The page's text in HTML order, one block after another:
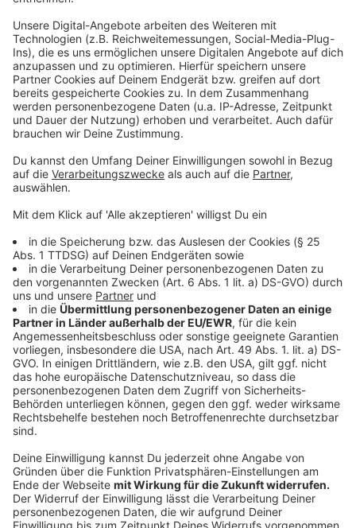
Anzeige
Wer hat noch Chancen?
Anzeige
Insgesamt bewerben sich 14 Politikerinnen und
Politiker um das Direktmandat im Wahlkreis "Münster
129" bewerben. Doch nur drei von ihnen dürfen sich
Nacke diese beiden Politikerinnen:
Ein prominentes Gesicht tritt für dieSPDan:
Bundesumweltministerin
März 2018 ist die Politikerin Bundesumweltministerin.
Zuvor war sie Generalsekretärin der SPD in NRW. Davor
arbeitete Schulze als Ministerin für Innovation,
Wissenschaft und Forschung des Landes Nordrhein-
Westfalen. Sie ist über die Landesliste (Platz 2)
abgesichert.
Landtagsabgeordneter der CDU. Er will bei der
Bundestagswahl das Direktmandat für den Wahlkreis
Münster holen. Der Hiltruper könnte nur mithilfe des
Direktmandats in den Bundestag einziehen. Denn mit